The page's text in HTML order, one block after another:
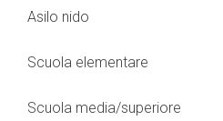
Asilo nido
Scuola elementare
Scuola media/superiore